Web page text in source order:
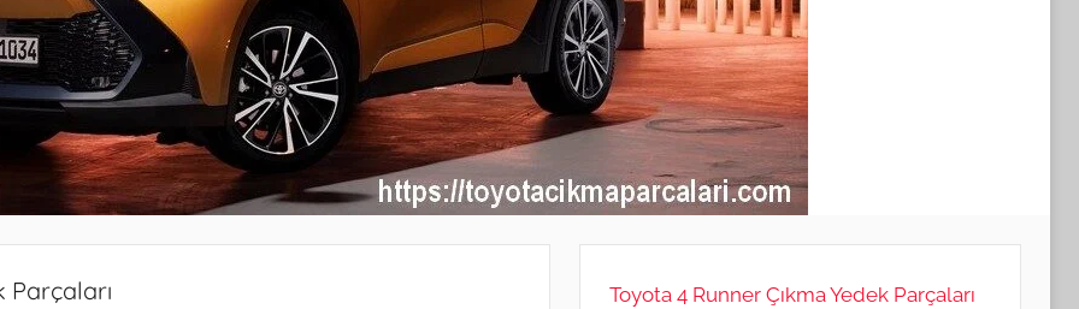
Parçaları
Toyota 4 Runner Çıkma Yedek Parçaları